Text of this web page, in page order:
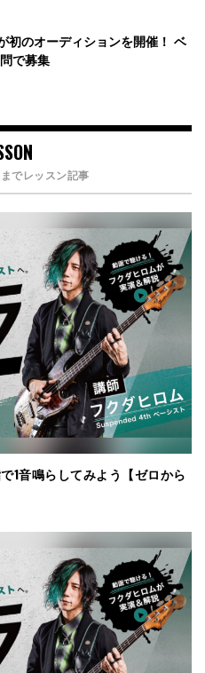
初のオーディションを開催！ ベ
で募集
でレッスン記事
1音鳴らしてみよう【ゼロから